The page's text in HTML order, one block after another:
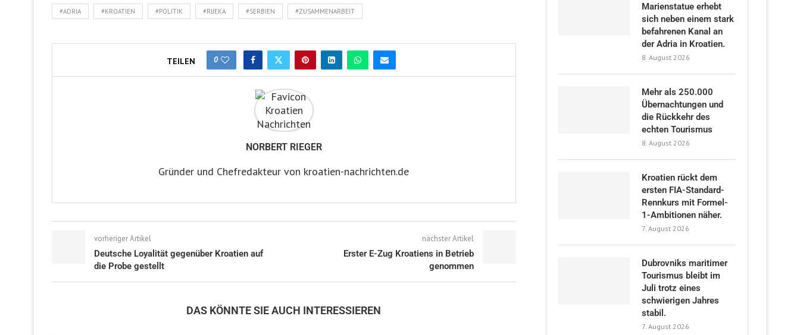
#ADRIA #KROATIEN #POLITIK #RIJEKA #SERBIEN #ZUSAMMENARBEIT
TEILEN 0
NORBERT RIEGER
Gründer und Chefredakteur von kroatien-nachrichten.de
vorheriger Artikel
Deutsche Loyalität gegenüber Kroatien auf
die Probe gestellt
nächster Artikel
Erster E-Zug Kroatiens in Betrieb
genommen
DAS KÖNNTE SIE AUCH INTERESSIEREN
Marienstatue erhebt
sich neben einem stark
befahrenen Kanal an
der Adria in Kroatien.
8. August 2026
Mehr als 250.000
Übernachtungen und
die Rückkehr des
echten Tourismus
8. August 2026
Kroatien rückt dem
ersten FIA-Standard-
Rennkurs mit Formel-
1-Ambitionen näher.
7. August 2026
Dubrovniks maritimer
Tourismus bleibt im
Juli trotz eines
schwierigen Jahres
stabil.
7. August 2026